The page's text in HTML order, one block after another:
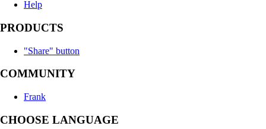
Help
PRODUCTS
"Share" button
COMMUNITY
Frank
CHOOSE LANGUAGE